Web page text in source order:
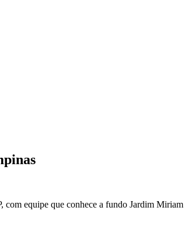
, com equipe que conhece a fundo Jardim Miriam